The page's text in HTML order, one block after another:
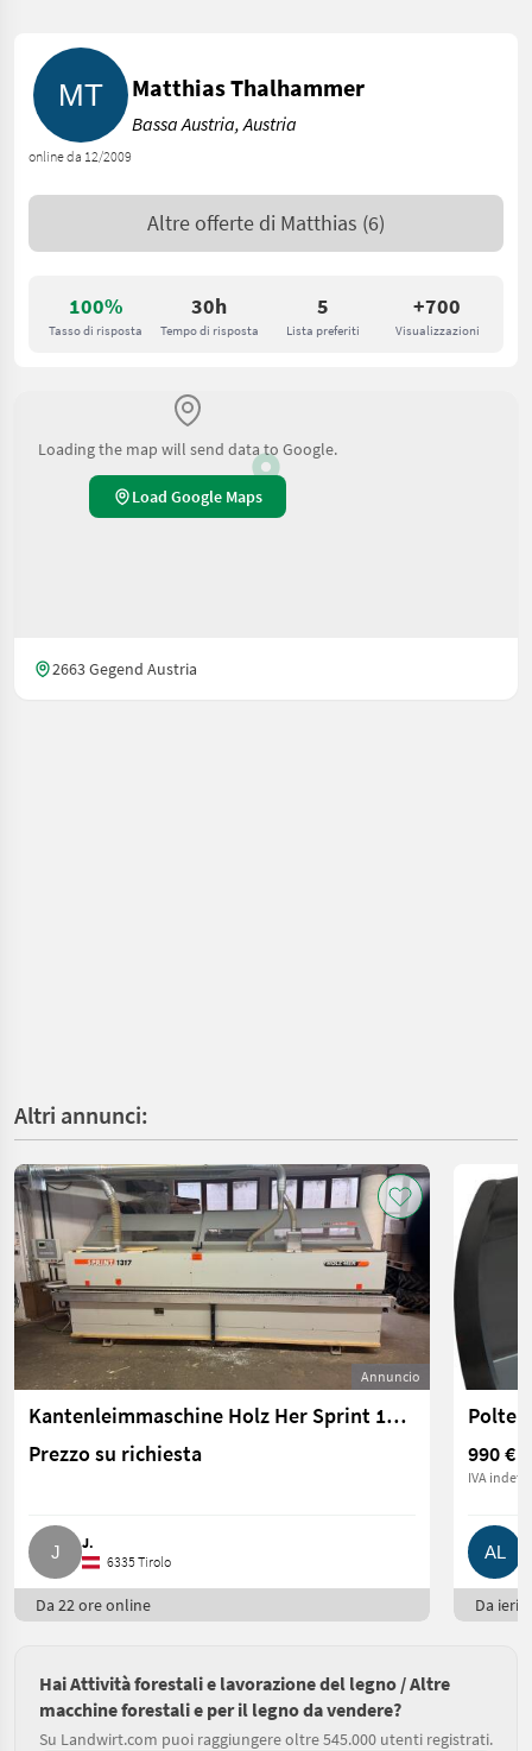
100%
Tasso di risposta
30h
Tempo di risposta
5
Lista preferiti
+700
Visualizzazioni
online da 12/2009
Matthias Thalhammer
Bassa Austria, Austria
Altre offerte di Matthias (6)
Loading the map will send data to Google.
Load Google Maps
2663 Gegend Austria
Altri annunci:
Annuncio
Kantenleimmaschine Holz Her Sprint 1307
Prezzo su richiesta
J.
6335 Tirolo
Da 22 ore online
990 €
IVA
Da ieri
Hai Attività forestali e lavorazione del legno / Altre
macchine forestali e per il legno da vendere?
Su Landwirt.com puoi raggiungere oltre 545.000 utenti registrati.